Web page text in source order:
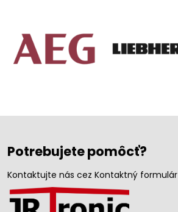
Potrebujete pomôcť?
Kontaktujte nás cez Kontaktný formulár